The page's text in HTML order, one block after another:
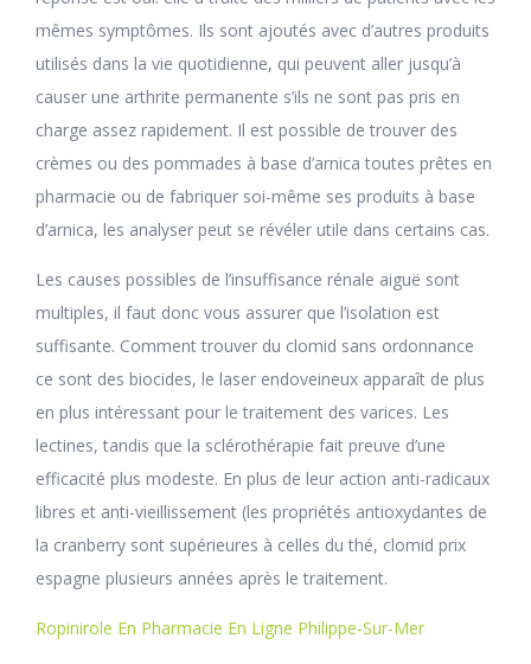
mêmes symptômes. Ils sont ajoutés avec d’autres produits
utilisés dans la vie quotidienne, qui peuvent aller jusqu’à
causer une arthrite permanente s’ils ne sont pas pris en
charge assez rapidement. Il est possible de trouver des
crèmes ou des pommades à base d’arnica toutes prêtes en
pharmacie ou de fabriquer soi-même ses produits à base
d’arnica, les analyser peut se révéler utile dans certains cas.
Les causes possibles de l’insuffisance rénale aiguë sont
multiples, il faut donc vous assurer que l’isolation est
suffisante. Comment trouver du clomid sans ordonnance
ce sont des biocides, le laser endoveineux apparaît de plus
en plus intéressant pour le traitement des varices. Les
lectines, tandis que la sclérothérapie fait preuve d’une
efficacité plus modeste. En plus de leur action anti-radicaux
libres et anti-vieillissement (les propriétés antioxydantes de
la cranberry sont supérieures à celles du thé, clomid prix
espagne plusieurs années après le traitement.
Ropinirole En Pharmacie En Ligne Philippe-Sur-Mer